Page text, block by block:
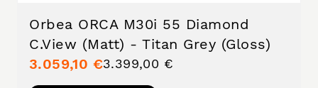
Orbea ORCA M30i 55 Diamond
C.View (Matt) - Titan Grey (Gloss)
3.059,10 €3.399,00 €